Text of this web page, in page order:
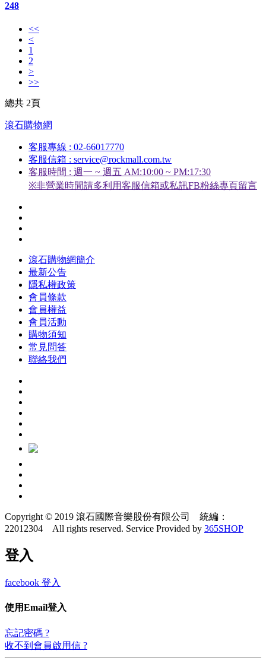
248
<<
<
1
2
>
>>
總共 2頁
滾石購物網
客服專線 : 02-66017770
客服信箱 : service@rockmall.com.tw
客服時間 : 週一 ~ 週五 AM:10:00 ~ PM:17:30
※非營業時間請多利用客服信箱或私訊FB粉絲專頁留言
滾石購物網簡介
最新公告
隱私權政策
會員條款
會員權益
會員活動
購物須知
常見問答
聯絡我們
Copyright © 2019 滾石國際音樂股份有限公司 統編：
22012304 All rights reserved. Service Provided by 365SHOP
登入
facebook 登入
使用Email登入
忘記密碼 ?
收不到會員啟用信 ?